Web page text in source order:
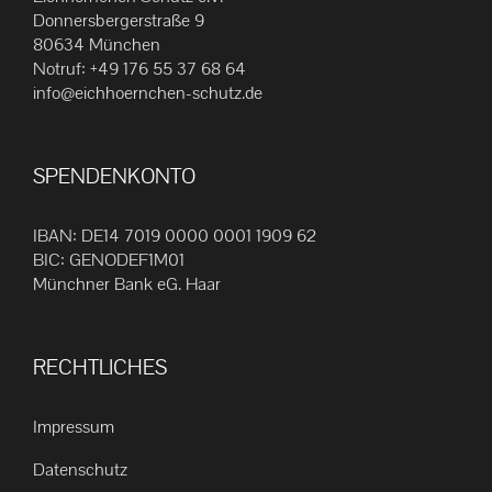
Die
können
auf
Produktseite
gewählt
Donnersbergerstraße 9
80634 München
Notruf: +49 176 55 37 68 64
info@eichhoernchen-schutz.de
SPENDENKONTO
IBAN: DE14 7019 0000 0001 1909 62
BIC: GENODEF1M01
Münchner Bank eG. Haar
RECHTLICHES
Impressum
Datenschutz